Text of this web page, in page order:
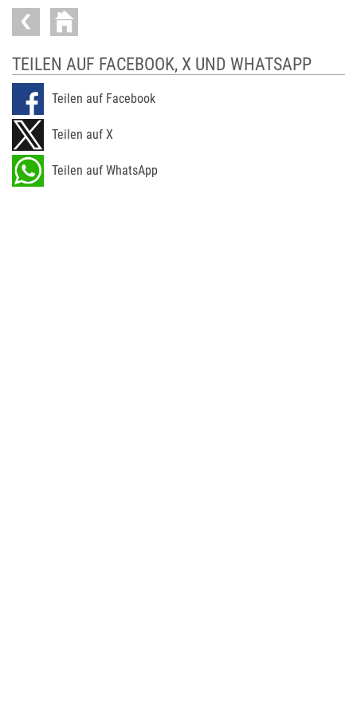
TEILEN AUF FACEBOOK, X UND WHATSAPP
Teilen auf Facebook
Teilen auf X
Teilen auf WhatsApp